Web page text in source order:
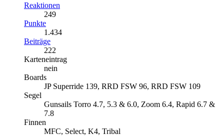
Reaktionen
249
Punkte
1.434
Beiträge
222
Karteneintrag
nein
Boards
JP Superride 139, RRD FSW 96, RRD FSW 109
Segel
Gunsails Torro 4.7, 5.3 & 6.0, Zoom 6.4, Rapid 6.7 &
7.8
Finnen
MFC, Select, K4, Tribal